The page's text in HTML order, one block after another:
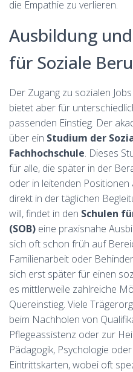
die Empathie zu verlieren.
Ausbildung
für Soziale
Der Zugang zu sozialen
bietet aber für
passenden Einstieg. Der
über ein Studium der
Fachhochschule. Dieses
für alle, die später in der
oder in leitenden
direkt in der täglichen
will, findet in den Schulen
(SOB) eine praxisnahe
sich oft schon früh auf
Familienarbeit oder
sich erst später für einen
es mittlerweile zahlreiche
Quereinstieg. Viele
beim Nachholen von
Pflegeassistenz oder zur
Pädagogik, Psychologie
Eintrittskarten, wobei oft